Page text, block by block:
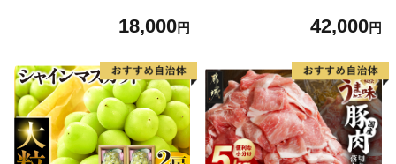
産【山形eLab】 ka074-023-r
18,000円
6] カニ かに 蟹 たらばがに た
42,000円